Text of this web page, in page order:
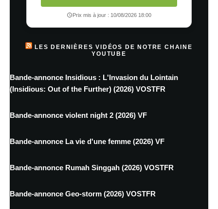
Prix mis à jour : 10/08/2026 18:00
LES DERNIÈRES VIDÉOS DE NOTRE CHAINE
YOUTUBE
Bande-annonce Insidious : L'Invasion du Lointain
(Insidious: Out of the Further) (2026) VOSTFR
Bande-annonce violent night 2 (2026) VF
Bande-annonce La vie d'une femme (2026) VF
Bande-annonce Rumah Singgah (2026) VOSTFR
Bande-annonce Geo-storm (2026) VOSTFR